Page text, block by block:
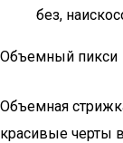
без,
Объемный пикси
Объемная
красивые черты